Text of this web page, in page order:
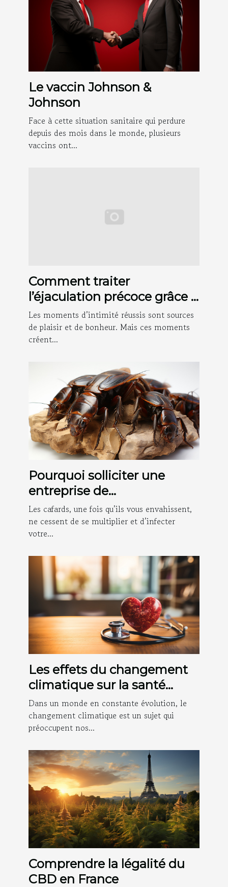
Le vaccin Johnson &
Johnson
Face à cette situation sanitaire qui perdure
depuis des mois dans le monde, plusieurs
vaccins ont...
Comment traiter
l’éjaculation précoce grâce à
l’auto hypnose ?
Les moments d’intimité réussis sont sources
de plaisir et de bonheur. Mais ces moments
créent...
Pourquoi solliciter une
entreprise de
désinsectisation des cafards
à Nice ?
Les cafards, une fois qu’ils vous envahissent,
ne cessent de se multiplier et d’infecter
votre...
Les effets du changement
climatique sur la santé
publique
Dans un monde en constante évolution, le
changement climatique est un sujet qui
préoccupent nos...
Comprendre la légalité du
CBD en France